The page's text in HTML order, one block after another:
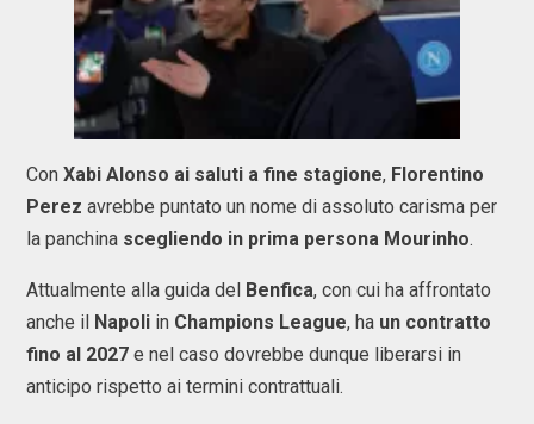
Con Xabi Alonso ai saluti a fine stagione, Florentino
Perez avrebbe puntato un nome di assoluto carisma per
la panchina scegliendo in prima persona Mourinho.
Attualmente alla guida del Benfica, con cui ha affrontato
anche il Napoli in Champions League, ha un contratto
fino al 2027 e nel caso dovrebbe dunque liberarsi in
anticipo rispetto ai termini contrattuali.